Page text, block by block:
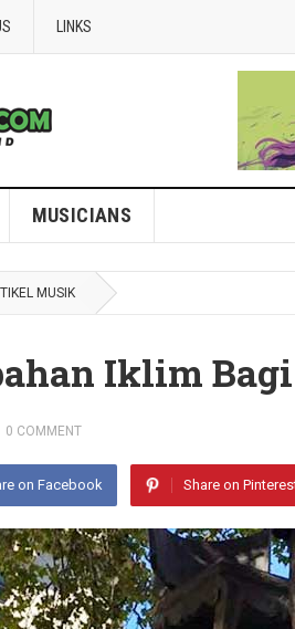
LINKS
MUSICIANS
MUSIK
Iklim
0 COMMENT
on Facebook Share on